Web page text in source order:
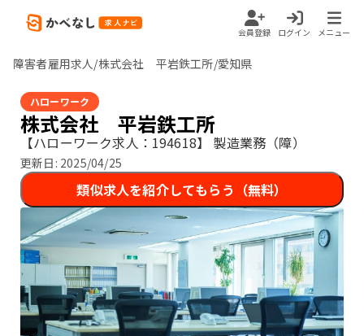
会員登録 ログイン メニュー
障害者雇用求人/株式会社 平岩鉄工所/愛知県
ハローワーク
株式会社 平岩鉄工所
【ハローワーク求人：194618】 製造業務（障）
更新日: 2025/04/25
類似求人を紹介してもらう（無料）